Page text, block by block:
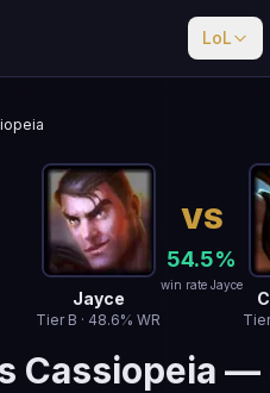
LoL
Jayce
Tier B · 48.6% WR
VS
54.5%
win rate Jayce
Cassiopeia —